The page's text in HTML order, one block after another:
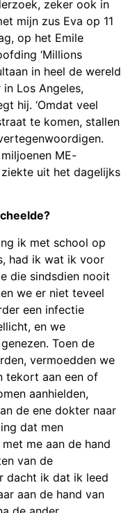
zeker ook in
mijn zus Eva op 11
op het Emile
‘Millions
in heel de wereld
Los Angeles,
hij. ‘Omdat veel
te komen, stallen
ME-
uit het dagelijks
ik met school op
had ik wat ik voor
die sindsdien nooit
we er niet teveel
een infectie
en we
Toen de
vermoedden we
tekort aan een of
aanhielden,
de ene dokter naar
dat men
me aan de hand
van de
dacht ik dat ik leed
aan de hand van